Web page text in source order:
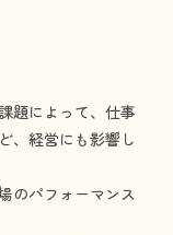
題によって、仕事
、経営にも影響し
のパフォーマンス